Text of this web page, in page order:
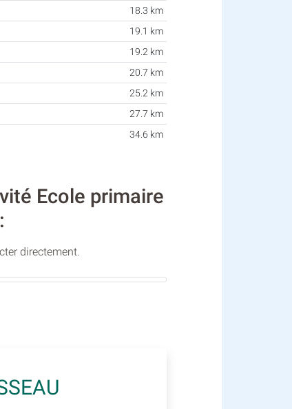
18.3 km
19.1 km
19.2 km
20.7 km
25.2 km
27.7 km
34.6 km
Ecole primaire
directement.